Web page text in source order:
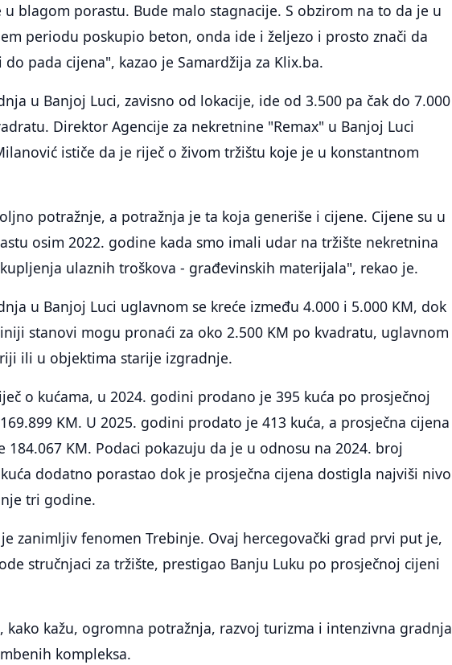
u blagom porastu. Bude malo stagnacije. S obzirom na to da je u
periodu poskupio beton, onda ide i željezo i prosto znači da
do pada cijena", kazao je Samardžija za Klix.ba.
u Banjoj Luci, zavisno od lokacije, ide od 3.500 pa čak do 7.000
Direktor Agencije za nekretnine "Remax" u Banjoj Luci
ističe da je riječ o živom tržištu koje je u konstantnom
potražnje, a potražnja je ta koja generiše i cijene. Cijene su u
osim 2022. godine kada smo imali udar na tržište nekretnina
ulaznih troškova - građevinskih materijala", rekao je.
u Banjoj Luci uglavnom se kreće između 4.000 i 5.000 KM, dok
stanovi mogu pronaći za oko 2.500 KM po kvadratu, uglavnom
ili u objektima starije izgradnje.
o kućama, u 2024. godini prodano je 395 kuća po prosječnoj
KM. U 2025. godini prodato je 413 kuća, a prosječna cijena
184.067 KM. Podaci pokazuju da je u odnosu na 2024. broj
dodatno porastao dok je prosječna cijena dostigla najviši nivo
tri godine.
zanimljiv fenomen Trebinje. Ovaj hercegovački grad prvi put je,
stručnjaci za tržište, prestigao Banju Luku po prosječnoj cijeni
kako kažu, ogromna potražnja, razvoj turizma i intenzivna gradnja
kompleksa.